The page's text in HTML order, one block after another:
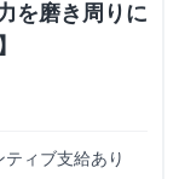
を磨き周りに
ィブ支給あり